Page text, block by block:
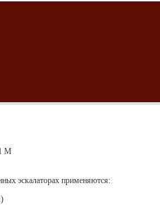
М
эскалаторах применяются: